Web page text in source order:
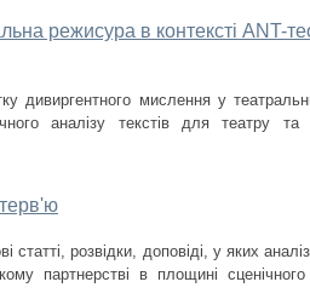
режисура в контексті ANT-
дивиргентного мислення у
аналізу текстів для театру
статті, розвідки, доповіді, у яких
партнерстві в площині